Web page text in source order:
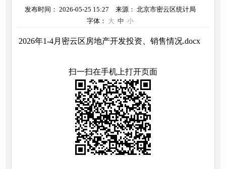
发布时间： 2026-05-25 15:27
来源： 北京市密云区统计局
字体： 大 中 小
2026年1-4月密云区房地产开发投资、销售情况.docx
扫一扫在手机上打开页面